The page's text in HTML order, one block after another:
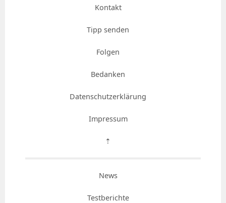
Kontakt
Tipp senden
Folgen
Bedanken
Datenschutzerklärung
Impressum
⇡
News
Testberichte